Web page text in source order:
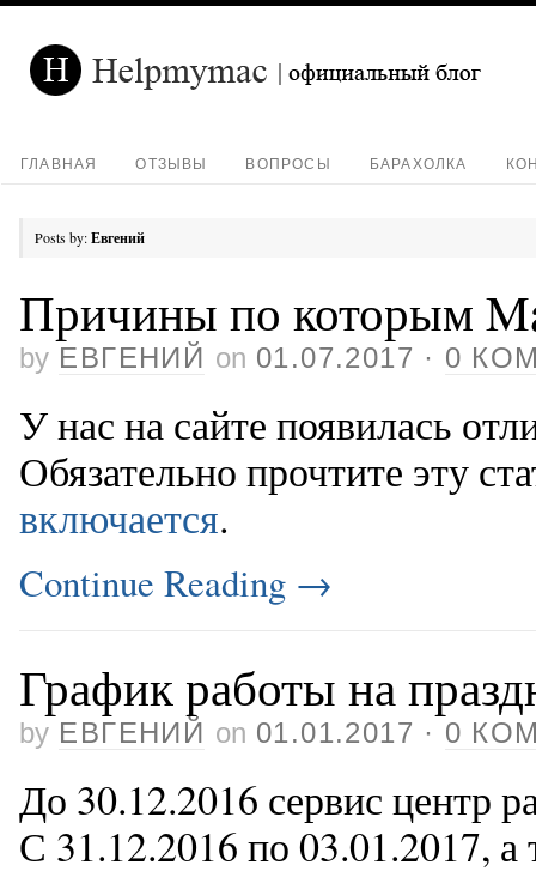
ГЛАВНАЯ ОТЗЫВЫ ВОПРОСЫ БАРАХОЛКА
Posts by:Евгений
Причины по которым
by ЕВГЕНИЙ on 01.07.2017 · 0
У нас на сайте появилась
Обязательно прочтите эту
включается.
Continue Reading →
График работы на
by ЕВГЕНИЙ on 01.01.2017 · 0
До 30.12.2016 сервис центр
С 31.12.2016 по 03.01.2017,